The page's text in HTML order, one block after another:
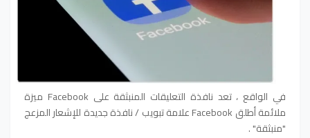
في الواقع ، تعد نافذة التعليقات المنبثقة على Facebook ميزة
ملائمة أطلق Facebook علامة تبويب / نافذة جديدة للإشعار المزعج
"منبثقة" .